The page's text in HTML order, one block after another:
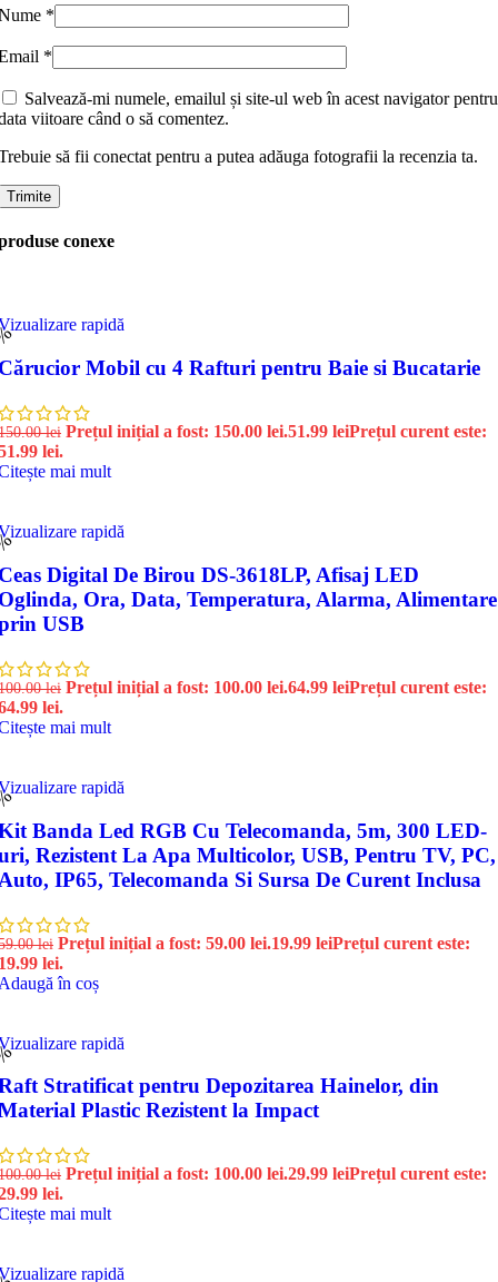
*
*
Salvează-mi numele, emailul și site-ul web în acest navigator pentru
viitoare când o să comentez.
să fii conectat pentru a putea adăuga fotografii la recenzia ta.
conexe
rapidă
Mobil cu 4 Rafturi pentru Baie si Bucatarie
lei Prețul inițial a fost: 150.00 lei.51.99 leiPrețul curent este:
lei.
mai mult
rapidă
Digital De Birou DS-3618LP, Afisaj LED
Ora, Data, Temperatura, Alarma, Alimentare
USB
lei Prețul inițial a fost: 100.00 lei.64.99 leiPrețul curent este:
lei.
mai mult
rapidă
Banda Led RGB Cu Telecomanda, 5m, 300 LED-
Rezistent La Apa Multicolor, USB, Pentru TV, PC,
IP65, Telecomanda Si Sursa De Curent Inclusa
lei Prețul inițial a fost: 59.00 lei.19.99 leiPrețul curent este:
lei.
în coș
rapidă
Stratificat pentru Depozitarea Hainelor, din
Plastic Rezistent la Impact
lei Prețul inițial a fost: 100.00 lei.29.99 leiPrețul curent este:
lei.
mai mult
rapidă